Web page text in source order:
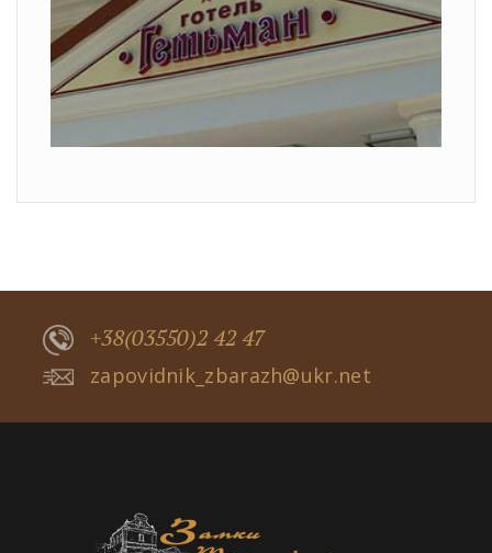
+38(03550)2 42 47
zapovidnik_zbarazh@ukr.net